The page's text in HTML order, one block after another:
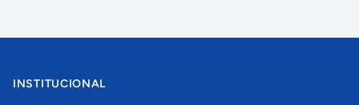
INSTITUCIONAL